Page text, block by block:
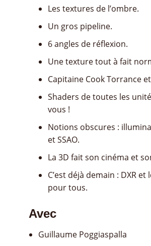
Les textures de l’ombre.
Un gros pipeline.
6 angles de réflexion.
Une texture tout à fait
Capitaine Cook Torrance et
Shaders de toutes les
vous !
Notions obscures :
et SSAO.
La 3D fait son cinéma et
C’est déjà demain : DXR
pour tous.
Avec
Guillaume Poggiaspalla